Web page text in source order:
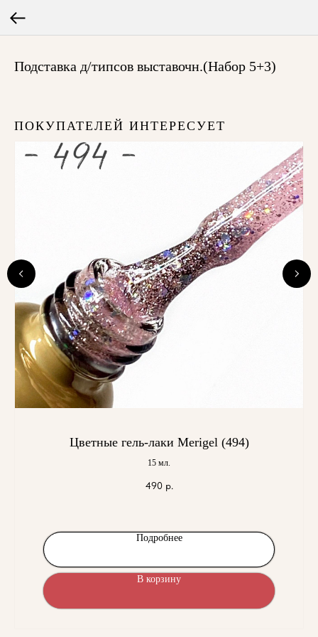
Подставка д/типсов выставочн.(Набор 5+3)
ПОКУПАТЕЛЕЙ ИНТЕРЕСУЕТ
Цветные гель-лаки Merigel (494)
15 мл.
490 р.
Подробнее
В корзину